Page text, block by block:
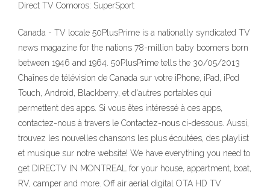
Direct TV Comoros: SuperSport
Canada - TV locale 50PlusPrime is a nationally syndicated TV
news magazine for the nations 78-million baby boomers born
between 1946 and 1964. 50PlusPrime tells the 30/05/2013
Chaînes de télévision de Canada sur votre iPhone, iPad, iPod
Touch, Android, Blackberry, et d'autres portables qui
permettent des apps. Si vous êtes intéressé à ces apps,
contactez-nous à travers le Contactez-nous ci-dessous. Aussi,
trouvez les nouvelles chansons les plus écoutées, des playlist
et musique sur notre website! We have everything you need to
get DIRECTV IN MONTREAL for your house, appartment, boat,
RV, camper and more. Off air aerial digital OTA HD TV